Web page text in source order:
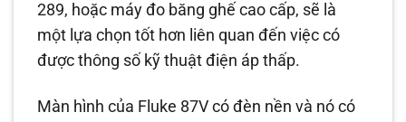
289, hoặc máy đo băng ghế cao cấp, sẽ là
một lựa chọn tốt hơn liên quan đến việc có
được thông số kỹ thuật điện áp thấp.
Màn hình của Fluke 87V có đèn nền và nó có